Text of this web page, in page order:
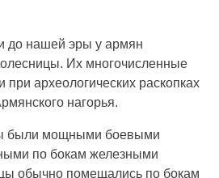
до нашей эры у армян
Их многочисленные
археологических раскопках
нагорья.
были мощными боевыми
по бокам железными
обычно помещались по бокам